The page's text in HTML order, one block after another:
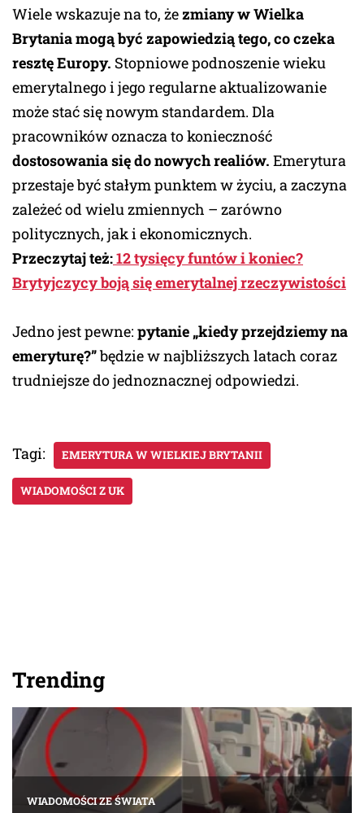
Wiele wskazuje na to, żezmiany w Wielka
Brytania mogą być zapowiedzią tego, co czeka
resztę Europy. Stopniowe podnoszenie wieku
emerytalnego i jego regularne aktualizowanie
może stać się nowym standardem. Dla
pracowników oznacza to konieczność
dostosowania się do nowych realiów. Emerytura
przestaje być stałym punktem w życiu, a zaczyna
zależeć od wielu zmiennych – zarówno
politycznych, jak i ekonomicznych.
Przeczytaj też:12 tysięcy funtów i koniec?
Brytyjczycy boją się emerytalnej rzeczywistości
Jedno jest pewne: pytanie „kiedy przejdziemy na
emeryturę?”będzie w najbliższych latach coraz
trudniejsze do jednoznacznej odpowiedzi.
Tagi: EMERYTURA W WIELKIEJ BRYTANII
WIADOMOŚCI Z UK
Trending